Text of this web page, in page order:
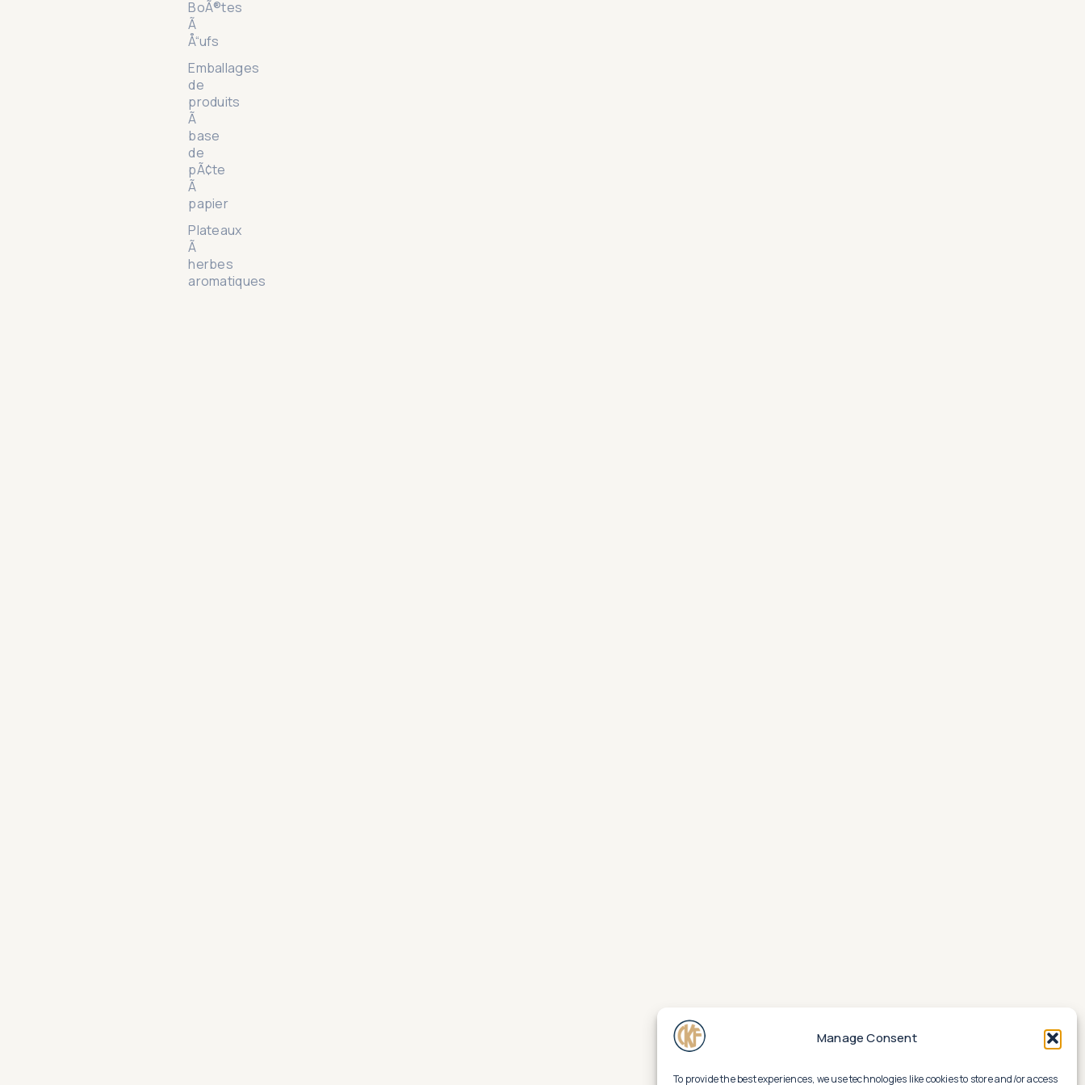
Manage Consent
To provide the best experiences, we use technologies like cookies to store and/or access
BoÃ®tes
Ã
Å“ufs
Emballages
de
produits
Ã
base
de
pÃ¢te
Ã
papier
Plateaux
Ã
herbes
aromatiques